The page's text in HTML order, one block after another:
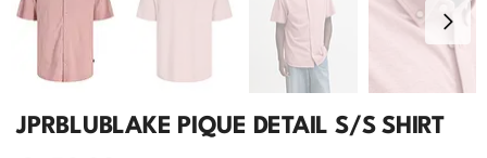
JPRBLUBLAKE PIQUE DETAIL S/S SHIRT